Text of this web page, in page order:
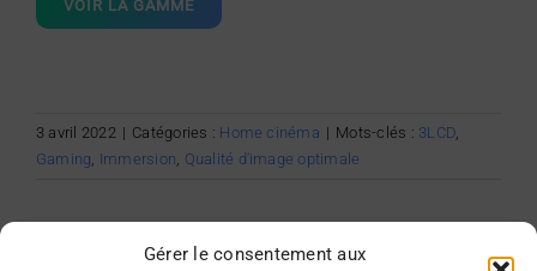
Gérer le consentement aux
VOIR LA GAMME
3 avril 2022 | Catégories : Home cinéma | Mots-clés : 3LCD,
Gaming, Immersion, Qualité d'image optimale
Articles similaires